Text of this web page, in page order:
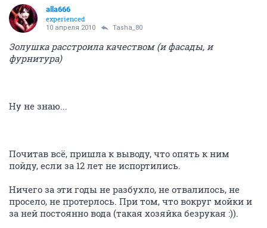
alla666
experienced
10 апреля 2010 Tasha_80
Золушка расстроила качеством (и фасады, и
фурнитура)
Ну не знаю...
Почитав всё, пришла к выводу, что опять к ним
пойду, если за 12 лет не испортились.
Ничего за эти годы не разбухло, не отвалилось, не
просело, не протерлось. При том, что вокруг мойки и
за ней постоянно вода (такая хозяйка безрукая :)).